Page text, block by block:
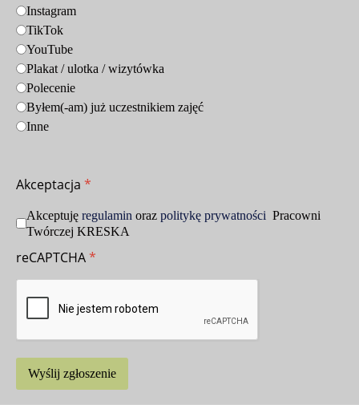
Instagram
TikTok
YouTube
Plakat / ulotka / wizytówka
Polecenie
Byłem(-am) już uczestnikiem zajęć
Inne
Akceptacja *
Akceptuję regulamin oraz politykę prywatności Pracowni
Twórczej KRESKA
reCAPTCHA*
Wyślij zgłoszenie